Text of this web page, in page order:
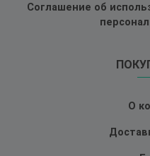
Соглашение об
О